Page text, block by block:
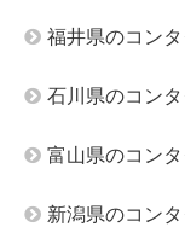
福井県のコン
石川県のコン
富山県のコン
新潟県のコン